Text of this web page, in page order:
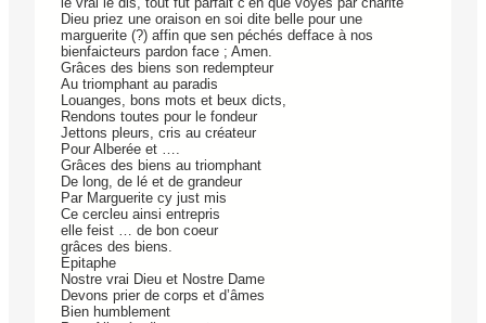
Dieu priez une oraison en soi dite belle pour une
marguerite (?) affin que sen péchés defface à nos
bienfaicteurs pardon face ; Amen.
Grâces des biens son redempteur
Au triomphant au paradis
Louanges, bons mots et beux dicts,
Rendons toutes pour le fondeur
Jettons pleurs, cris au créateur
Pour Alberée et ….
Grâces des biens au triomphant
De long, de lé et de grandeur
Par Marguerite cy just mis
Ce cercleu ainsi entrepris
elle feist … de bon coeur
grâces des biens.
Epitaphe
Nostre vrai Dieu et Nostre Dame
Devons prier de corps et d’âmes
Bien humblement